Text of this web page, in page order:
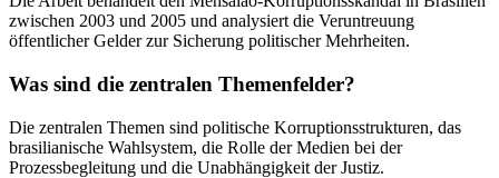
zwischen 2003 und 2005 und analysiert die Veruntreuung
öffentlicher Gelder zur Sicherung politischer Mehrheiten.
Was sind die zentralen Themenfelder?
Die zentralen Themen sind politische Korruptionsstrukturen, das
brasilianische Wahlsystem, die Rolle der Medien bei der
Prozessbegleitung und die Unabhängigkeit der Justiz.